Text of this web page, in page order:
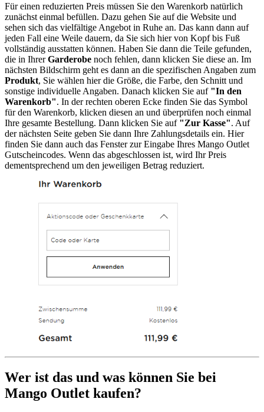
Für einen reduzierten Preis müssen Sie den Warenkorb natürlich
zunächst einmal befüllen. Dazu gehen Sie auf die Website und
sehen sich das vielfältige Angebot in Ruhe an. Das kann dann auf
jeden Fall eine Weile dauern, da Sie sich hier von Kopf bis Fuß
vollständig ausstatten können. Haben Sie dann die Teile gefunden,
die in IhrerGarderobe noch fehlen, dann klicken Sie diese an. Im
nächsten Bildschirm geht es dann an die spezifischen Angaben zum
Produkt, Sie wählen hier die Größe, die Farbe, den Schnitt und
sonstige individuelle Angaben. Danach klicken Sie auf "In den
Warenkorb". In der rechten oberen Ecke finden Sie das Symbol
für den Warenkorb, klicken diesen an und überprüfen noch einmal
Ihre gesamte Bestellung. Dann klicken Sie auf "Zur Kasse". Auf
der nächsten Seite geben Sie dann Ihre Zahlungsdetails ein. Hier
finden Sie dann auch das Fenster zur Eingabe Ihres Mango Outlet
Gutscheincodes. Wenn das abgeschlossen ist, wird Ihr Preis
dementsprechend um den jeweiligen Betrag reduziert.
Wer ist das und was können Sie bei
Mango Outlet kaufen?